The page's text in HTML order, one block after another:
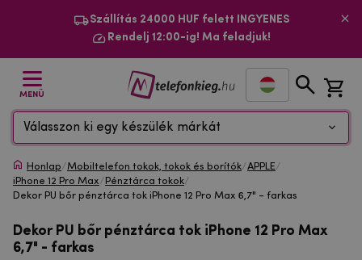
Szállítás 24000 HUF felett INGYENES
Rendelj 12:00-ig! Ma feladjuk!
MENÜ
Válasszon ki egy készülék márkát
Honlap/Mobiltelefon tokok, tokok és borítók/APPLE/
iPhone 12 Pro Max/ Pénztárca tokok/
Dekor PU bőr pénztárca tok iPhone 12 Pro Max 6,7" - farkas
Dekor PU bőr pénztárca tok iPhone 12 Pro Max
6,7" - farkas